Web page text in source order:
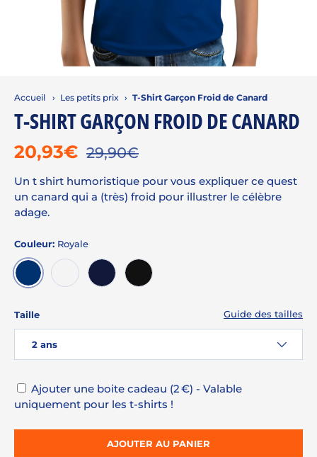
Accueil › Les petits prix › T-Shirt Garçon Froid de Canard
T-SHIRT GARÇON FROID DE CANARD
20,93€ 29,90€
Un t shirt humoristique pour vous expliquer ce quest
un canard qui a (très) froid pour illustrer le célèbre
adage.
Couleur: Royale
ROYALEBLANC MARINENOIR
Taille Guide des tailles
2 ans
Ajouter une boite cadeau (2 €) - Valable
uniquement pour les t-shirts !
AJOUTER AU PANIER